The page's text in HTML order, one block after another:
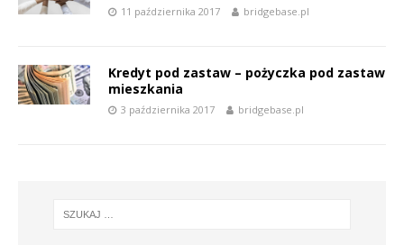
11 października 2017 bridgebase.pl
Kredyt pod zastaw – pożyczka pod zastaw
mieszkania
3 października 2017 bridgebase.pl